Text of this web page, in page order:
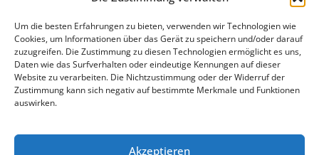
Um die besten Erfahrungen zu bieten, verwenden wir Technologien wie
Cookies, um Informationen über das Gerät zu speichern und/oder darauf
zuzugreifen. Die Zustimmung zu diesen Technologien ermöglicht es uns,
Daten wie das Surfverhalten oder eindeutige Kennungen auf dieser
Website zu verarbeiten. Die Nichtzustimmung oder der Widerruf der
Zustimmung kann sich negativ auf bestimmte Merkmale und Funktionen
auswirken.
Akzeptieren
Erhalten Sie unsere Tipps, unsere Neuigkeiten direkt in Ihre
E-Mail-Box.
Ich stimme der Datenschutzerklärung